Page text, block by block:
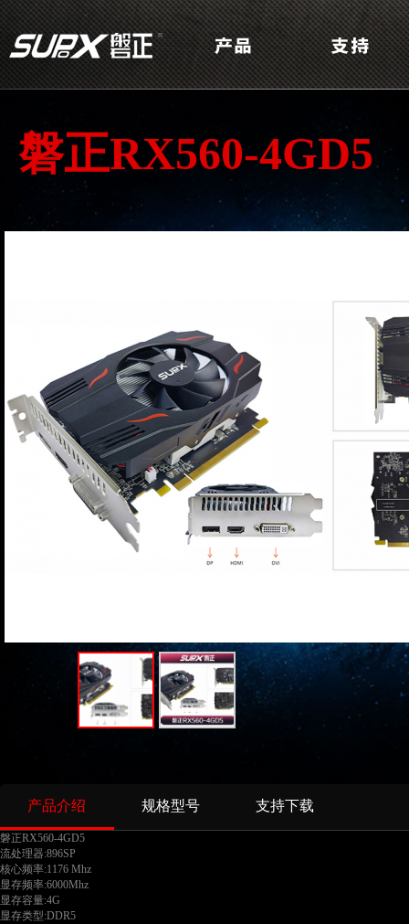
磐正RX560-4GD5
产品介绍 规格型号 支持下载
磐正RX560-4GD5
流处理器:896SP
核心频率:1176 Mhz
显存频率:6000Mhz
显存容量:4G
显存类型:DDR5